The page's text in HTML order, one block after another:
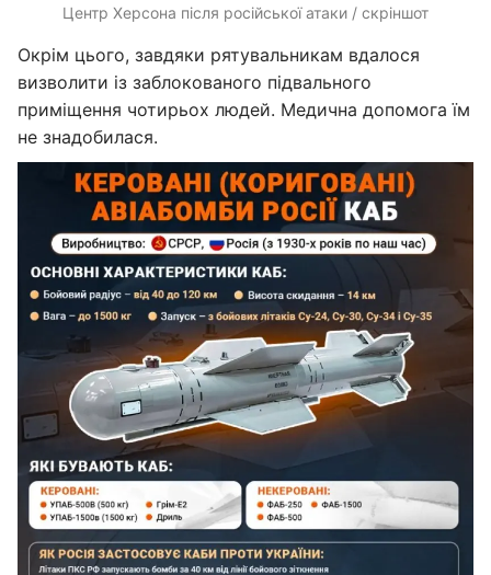
Центр Херсона після російської атаки / скріншот
Окрім цього, завдяки рятувальникам вдалося
визволити із заблокованого підвального
приміщення чотирьох людей. Медична допомога їм
не знадобилася.